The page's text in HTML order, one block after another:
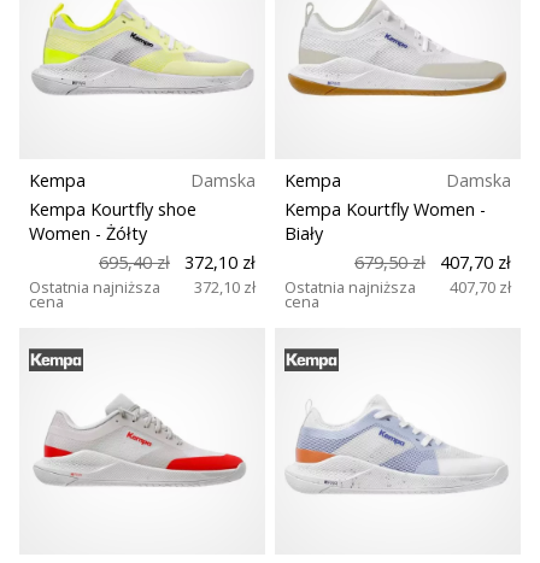
nowe
buty
do
piłki
Accelerate
NITRO
SQD
Odkryj
innowacje
i
przekonaj
się,
czy
warto…
Kempa
Damska
Kempa Kourtfly shoe
Women - Żółty
695,40 zł
372,10 zł
Ostatnia najniższa
cena
372,10 zł
Kempa
Damska
Kempa Kourtfly Women -
Biały
679,50 zł
407,70 zł
Ostatnia najniższa
cena
407,70 zł